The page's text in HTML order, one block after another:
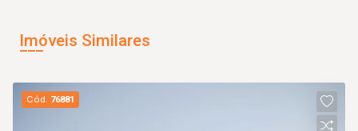
Imóveis Similares
Cód. 76881